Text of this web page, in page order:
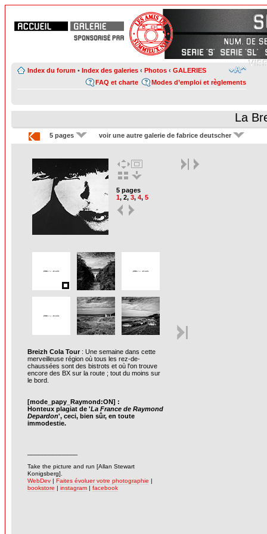
Index du forum • Index des galeries ‹ Photos ‹ GALERIES
Modes d’emploi et règlements
FAQ et charte
La
5 pages voir une autre galerie de fabrice deutscher
5 pages
1, 2, 3, 4, 5
Breizh Cola Tour: Une semaine dans cette
merveilleuse région où tous les rez-de-
chaussées sont des bistrots et où l'on trouve
encore des BX sur la route ; tout du moins sur
le bord.
[mode_papy_Raymond:ON] :
Honteux plagiat de 'La France de Raymond
Depardon', ceci, bien sûr, en toute
immodestie.
Take the picture and run [Allan Stewart
Konigsberg].
WebDev | Faites évoluer votre photographie |
bookstore | instagram | facebook